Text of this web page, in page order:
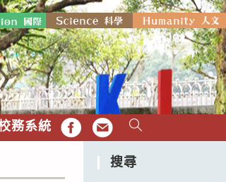
務系統 FB EMAIL
搜尋